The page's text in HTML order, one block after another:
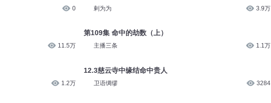
0
11.5万
1.2万
剌为为 3.9万
第109集 命中的劫数（上）
主播三条 1.1万
12.3慈云寺中缘结命中贵人
卫语绸缪 3284